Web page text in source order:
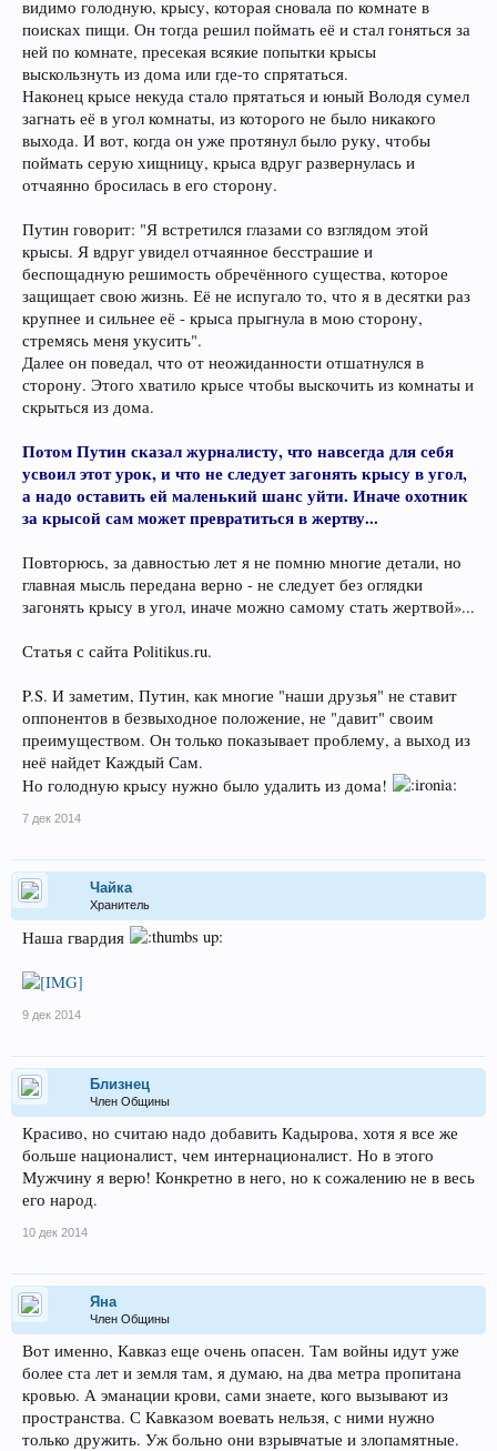
видимо голодную, крысу, которая сновала по комнате в
поисках пищи. Он тогда решил поймать её и стал гоняться за
ней по комнате, пресекая всякие попытки крысы
выскользнуть из дома или где-то спрятаться.
Наконец крысе некуда стало прятаться и юный Володя сумел
загнать её в угол комнаты, из которого не было никакого
выхода. И вот, когда он уже протянул было руку, чтобы
поймать серую хищницу, крыса вдруг развернулась и
отчаянно бросилась в его сторону.
Путин говорит: "Я встретился глазами со взглядом этой
крысы. Я вдруг увидел отчаянное бесстрашие и
беспощадную решимость обречённого существа, которое
защищает свою жизнь. Её не испугало то, что я в десятки раз
крупнее и сильнее её - крыса прыгнула в мою сторону,
стремясь меня укусить".
Далее он поведал, что от неожиданности отшатнулся в
сторону. Этого хватило крысе чтобы выскочить из комнаты и
скрыться из дома.
Потом Путин сказал журналисту, что навсегда для себя
усвоил этот урок, и что не следует загонять крысу в угол,
а надо оставить ей маленький шанс уйти. Иначе охотник
за крысой сам может превратиться в жертву...
Повторюсь, за давностью лет я не помню многие детали, но
главная мысль передана верно - не следует без оглядки
загонять крысу в угол, иначе можно самому стать жертвой»...
Статья с сайта Politikus.ru.
P.S. И заметим, Путин, как многие "наши друзья" не ставит
оппонентов в безвыходное положение, не "давит" своим
преимуществом. Он только показывает проблему, а выход из
неё найдет Каждый Сам.
Но голодную крысу нужно было удалить из дома!
7 дек 2014
Чайка
Хранитель
Наша гвардия
9 дек 2014
Близнец
Член Общины
Красиво, но считаю надо добавить Кадырова, хотя я все же
больше националист, чем интернационалист. Но в этого
Мужчину я верю! Конкретно в него, но к сожалению не в весь
его народ.
10 дек 2014
Яна
Член Общины
Вот именно, Кавказ еще очень опасен. Там войны идут уже
более ста лет и земля там, я думаю, на два метра пропитана
кровью. А эманации крови, сами знаете, кого вызывают из
пространства. С Кавказом воевать нельзя, с ними нужно
только дружить. Уж больно они взрывчатые и злопамятные.